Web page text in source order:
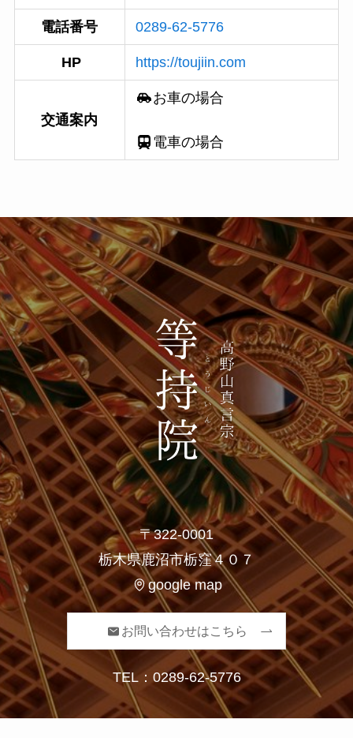
電話番号 0289-62-5776
HP https://toujiin.com
交通案内
お車の場合
電車の場合
〒322-0001
栃木県鹿沼市栃窪４０７
google map
お問い合わせはこちら
TEL： 0289-62-5776